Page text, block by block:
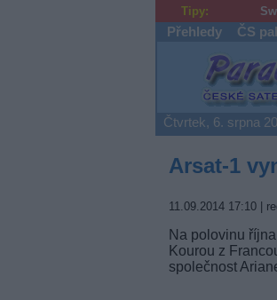
Tipy:
Přehledy ČS
Čtvrtek, 6. srpna
Arsat-1
11.09.2014 17:10|
Na polovinu
Kourou z
společnost